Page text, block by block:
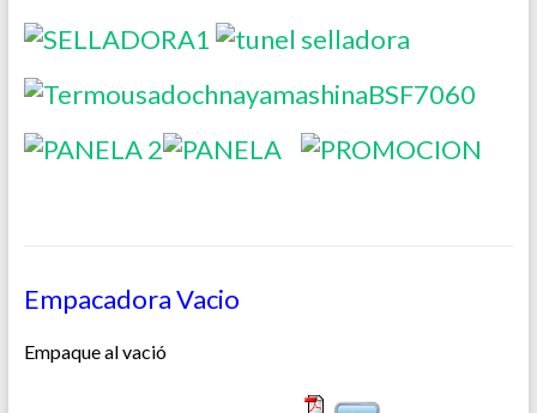
Empacadora Vacio
Empaque al vació